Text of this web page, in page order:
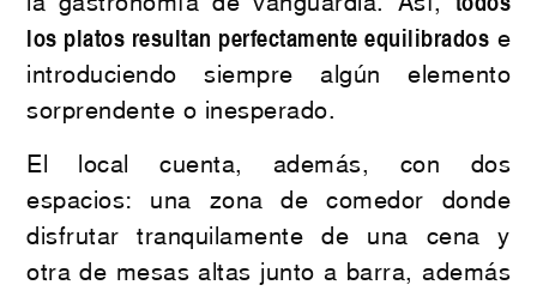
los platos resultan perfectamente equilibrados e
introduciendo siempre algún elemento
sorprendente o inesperado.
El local cuenta, además, con dos
espacios: una zona de comedor donde
disfrutar tranquilamente de una cena y
otra de mesas altas junto a barra, además